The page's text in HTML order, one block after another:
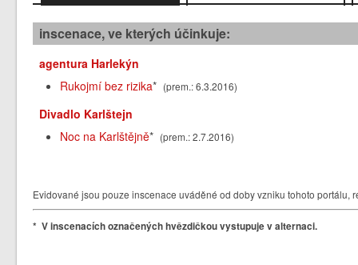
inscenace, ve kterých účinkuje:
agentura Harlekýn
Rukojmí bez rizika* (prem.: 6.3.2016)
Divadlo Karlštejn
Noc na Karlštějně* (prem.: 2.7.2016)
Evidované jsou pouze inscenace uváděné od doby vzniku tohoto portálu,
* V inscenacích označených hvězdičkou vystupuje v alternaci.